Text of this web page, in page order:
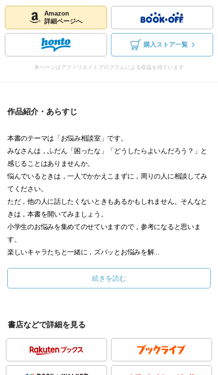
Amazon
詳細ページへ
購入ストア一覧
本ページはアフィリエイトプログラムによる収益を得ています
作品紹介・あらすじ
本書のテーマは「お悩み相談室」です。
みなさんは，ふだん「困ったな」「どうしたらよいんだろう？」と
感じることはありませんか。
悩んでいるときは，一人でかかえこまずに，周りの人に相談してみ
てください。
ただ，他の人に話したくないときもあるかもしれません。そんなと
きは，本書を開いてみましょう。
小学生のお悩みを集めてのせていますので，参考になると思いま
す。
楽しいキャラたちと一緒に，ズバッとお悩みを解...
続きを読む
書店などで詳細を見る